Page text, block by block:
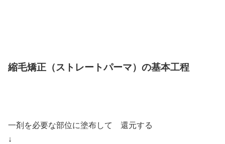
縮毛矯正（ストレートパーマ）の基本工程
一剤を必要な部位に塗布して 還元する
↓